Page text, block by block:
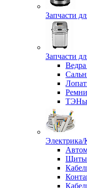
Запчасти
Запчасти
Ведра
ТЭНы
Электрика/
Щиты